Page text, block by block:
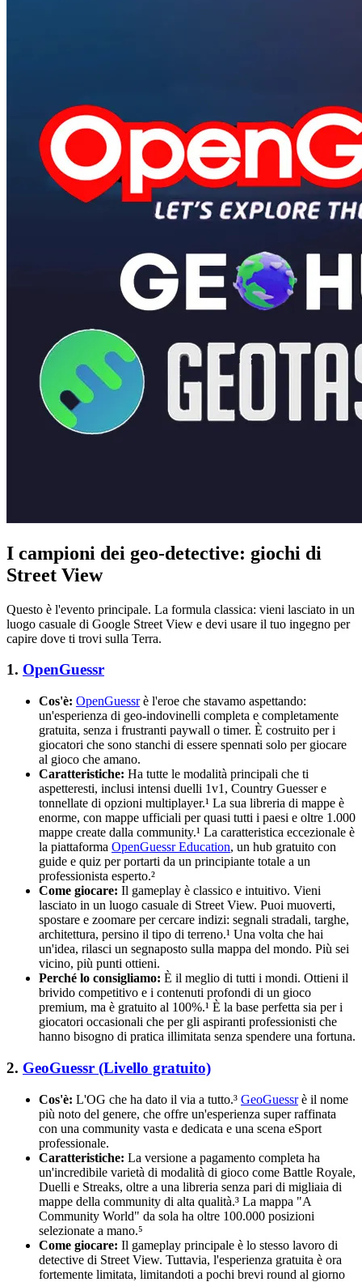
I campioni dei geo-detective: giochi di
Street View
Questo è l'evento principale. La formula classica: vieni lasciato in un
luogo casuale di Google Street View e devi usare il tuo ingegno per
capire dove ti trovi sulla Terra.
1. OpenGuessr
Cos'è: OpenGuessrè l'eroe che stavamo aspettando:
un'esperienza di geo-indovinelli completa e completamente
gratuita, senza i frustranti paywall o timer. È costruito per i
giocatori che sono stanchi di essere spennati solo per giocare
al gioco che amano.
Caratteristiche: Ha tutte le modalità principali che ti
aspetteresti, inclusi intensi duelli 1v1, Country Guesser e
tonnellate di opzioni multiplayer.¹ La sua libreria di mappe è
enorme, con mappe ufficiali per quasi tutti i paesi e oltre 1.000
mappe create dalla community.¹ La caratteristica eccezionale è
la piattaforma OpenGuessr Education, un hub gratuito con
guide e quiz per portarti da un principiante totale a un
professionista esperto.²
Come giocare: Il gameplay è classico e intuitivo. Vieni
lasciato in un luogo casuale di Street View. Puoi muoverti,
spostare e zoomare per cercare indizi: segnali stradali, targhe,
architettura, persino il tipo di terreno.¹ Una volta che hai
un'idea, rilasci un segnaposto sulla mappa del mondo. Più sei
vicino, più punti ottieni.
Perché lo consigliamo: È il meglio di tutti i mondi. Ottieni il
brivido competitivo e i contenuti profondi di un gioco
premium, ma è gratuito al 100%.¹ È la base perfetta sia per i
giocatori occasionali che per gli aspiranti professionisti che
hanno bisogno di pratica illimitata senza spendere una fortuna.
2. GeoGuessr (Livello gratuito)
Cos'è: L'OG che ha dato il via a tutto.³ GeoGuessrè il nome
più noto del genere, che offre un'esperienza super raffinata
con una community vasta e dedicata e una scena eSport
professionale.
Caratteristiche: La versione a pagamento completa ha
un'incredibile varietà di modalità di gioco come Battle Royale,
Duelli e Streaks, oltre a una libreria senza pari di migliaia di
mappe della community di alta qualità.³ La mappa "A
Community World" da sola ha oltre 100.000 posizioni
selezionate a mano.⁵
Come giocare: Il gameplay principale è lo stesso lavoro di
detective di Street View. Tuttavia, l'esperienza gratuita è ora
fortemente limitata, limitandoti a pochi brevi round al giorno